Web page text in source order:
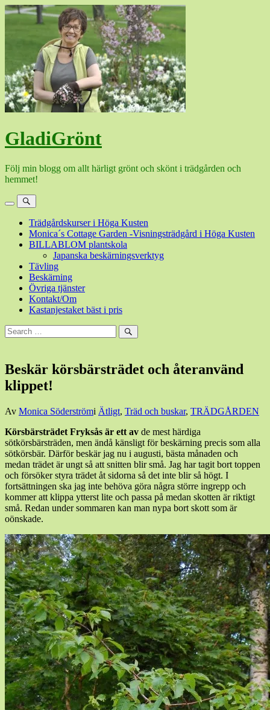
Hoppa
GladiGrönt
Följ min blogg om allt härligt grönt och skönt i trädgården och
hemmet!
MenySök
Trädgårdskurser i Höga Kusten
Monica´s Cottage Garden -Visningsträdgård i Höga Kusten
BILLABLOM plantskola
Japanska beskärningsverktyg
Tävling
Beskärning
Övriga tjänster
Kontakt/Om
Kastanjestaket bäst i pris
Sök
efter:
Sök
Beskär körsbärsträdet och återanvänd
klippet!
Den
augusti,
2014
Av Monica Söderströmi Ätligt, Träd och buskar, TRÄDGÅRDEN
Körsbärsträdet Fryksås är ett av de mest härdiga
sötkörsbärsträden, men ändå känsligt för beskärning precis som alla
sötkörsbär. Därför beskär jag nu i augusti, bästa månaden och
medan trädet är ungt så att snitten blir små. Jag har tagit bort toppen
och försöker styra trädet åt sidorna så det inte blir så högt. I
fortsättningen ska jag inte behöva göra några större ingrepp och
kommer att klippa ytterst lite och passa på medan skotten är riktigt
små. Redan under sommaren kan man nypa bort skott som är
oönskade.